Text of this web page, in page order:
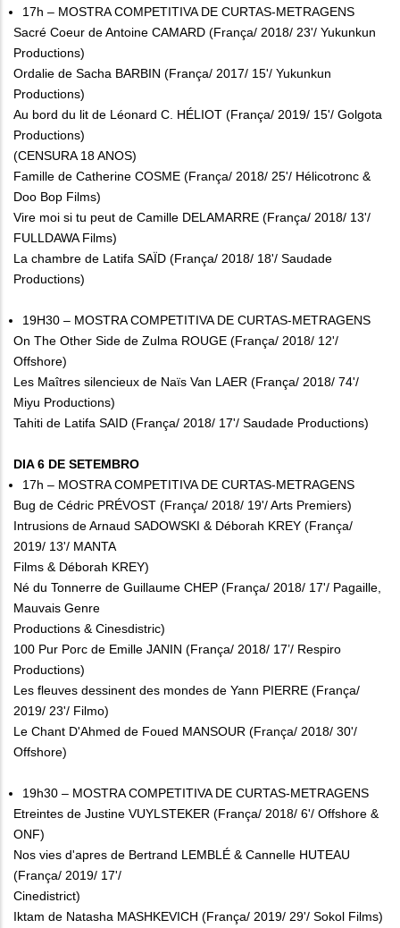
17h – MOSTRA COMPETITIVA DE CURTAS-METRAGENS
Sacré Coeur de Antoine CAMARD (França/ 2018/ 23'/ Yukunkun
Productions)
Ordalie de Sacha BARBIN (França/ 2017/ 15'/ Yukunkun
Productions)
Au bord du lit de Léonard C. HÉLIOT (França/ 2019/ 15'/ Golgota
Productions)
(CENSURA 18 ANOS)
Famille de Catherine COSME (França/ 2018/ 25'/ Hélicotronc &
Doo Bop Films)
Vire moi si tu peut de Camille DELAMARRE (França/ 2018/ 13'/
FULLDAWA Films)
La chambre de Latifa SAÏD (França/ 2018/ 18'/ Saudade
Productions)
19H30 – MOSTRA COMPETITIVA DE CURTAS-METRAGENS
On The Other Side de Zulma ROUGE (França/ 2018/ 12'/
Offshore)
Les Maîtres silencieux de Naïs Van LAER (França/ 2018/ 74'/
Miyu Productions)
Tahiti de Latifa SAID (França/ 2018/ 17'/ Saudade Productions)
DIA 6 DE SETEMBRO
17h – MOSTRA COMPETITIVA DE CURTAS-METRAGENS
Bug de Cédric PRÉVOST (França/ 2018/ 19'/ Arts Premiers)
Intrusions de Arnaud SADOWSKI & Déborah KREY (França/
2019/ 13'/ MANTA
Films & Déborah KREY)
Né du Tonnerre de Guillaume CHEP (França/ 2018/ 17'/ Pagaille,
Mauvais Genre
Productions & Cinesdistric)
100 Pur Porc de Emille JANIN (França/ 2018/ 17’/ Respiro
Productions)
Les fleuves dessinent des mondes de Yann PIERRE (França/
2019/ 23'/ Filmo)
Le Chant D'Ahmed de Foued MANSOUR (França/ 2018/ 30'/
Offshore)
19h30 – MOSTRA COMPETITIVA DE CURTAS-METRAGENS
Etreintes de Justine VUYLSTEKER (França/ 2018/ 6'/ Offshore &
ONF)
Nos vies d'apres de Bertrand LEMBLÉ & Cannelle HUTEAU
(França/ 2019/ 17'/
Cinedistrict)
Iktam de Natasha MASHKEVICH (França/ 2019/ 29'/ Sokol Films)